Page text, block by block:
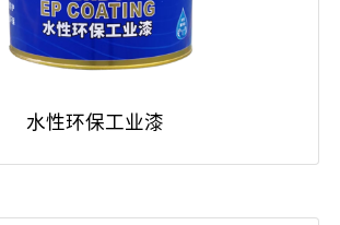
水性环保工业漆